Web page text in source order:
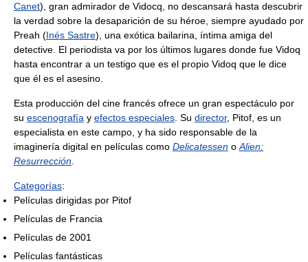
Canet), gran admirador de Vidocq, no descansará hasta descubrir
la verdad sobre la desaparición de su héroe, siempre ayudado por
Preah (Inés Sastre), una exótica bailarina, íntima amiga del
detective. El periodista va por los últimos lugares donde fue Vidoq
hasta encontrar a un testigo que es el propio Vidoq que le dice
que él es el asesino.
Esta producción del cine francés ofrece un gran espectáculo por
su escenografía y efectos especiales . Su director, Pitof, es un
especialista en este campo, y ha sido responsable de la
imaginería digital en películas como Delicatessen o Alien:
Resurrección
Categorías:
Películas dirigidas por Pitof
Películas de Francia
Películas de 2001
Películas fantásticas